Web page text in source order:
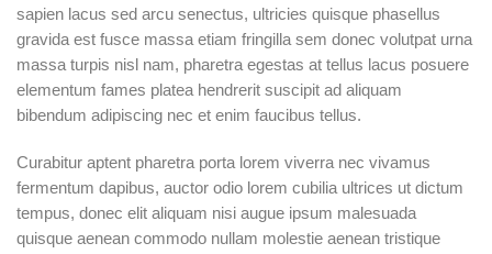
sapien lacus sed arcu senectus, ultricies quisque phasellus
gravida est fusce massa etiam fringilla sem donec volutpat urna
massa turpis nisl nam, pharetra egestas at tellus lacus posuere
elementum fames platea hendrerit suscipit ad aliquam
bibendum adipiscing nec et enim faucibus tellus.
Curabitur aptent pharetra porta lorem viverra nec vivamus
fermentum dapibus, auctor odio lorem cubilia ultrices ut dictum
tempus, donec elit aliquam nisi augue ipsum malesuada
quisque aenean commodo nullam molestie aenean tristique